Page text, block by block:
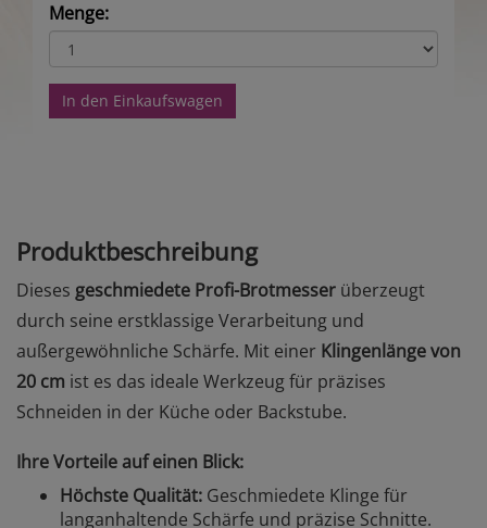
Menge:
In den Einkaufswagen
Produktbeschreibung
Dieses geschmiedete Profi-Brotmesser überzeugt
durch seine erstklassige Verarbeitung und
außergewöhnliche Schärfe. Mit einer Klingenlänge von
20 cm ist es das ideale Werkzeug für präzises
Schneiden in der Küche oder Backstube.
Ihre Vorteile auf einen Blick:
Höchste Qualität: Geschmiedete Klinge für
langanhaltende Schärfe und präzise Schnitte.